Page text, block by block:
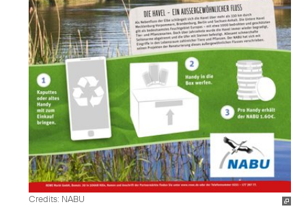
Credits: NABU